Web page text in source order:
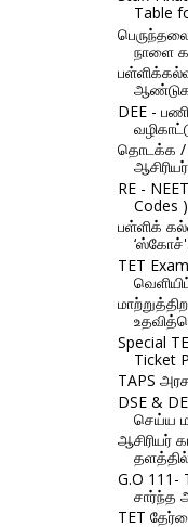
Table
நாளை
DEE -
தொடக்க /
RE -
Codes )
பள்ளிக்
TET
Special
Ticket
TAPS
DSE &
செய்ய
ஆசிரியர்
தளத்தில்
G.O
சார்ந்த
TET